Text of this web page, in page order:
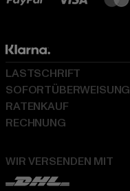
WIR VERSENDEN MIT
LASTSCHRIFT
SOFORTÜBERWEISUNG
RATENKAUF
RECHNUNG